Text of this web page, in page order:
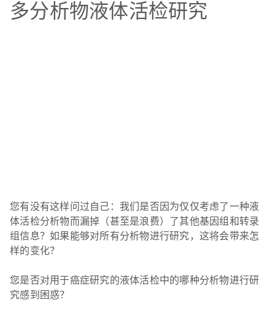
多分析物液体活检研究
您有没有这样问过自己：我们是否因为仅仅考虑了一种液
体活检分析物而漏掉（甚至是浪费）了其他基因组和转录
组信息？如果能够对所有分析物进行研究，这将会带来怎
样的变化？
您是否对用于癌症研究的液体活检中的哪种分析物进行研
究感到困惑？